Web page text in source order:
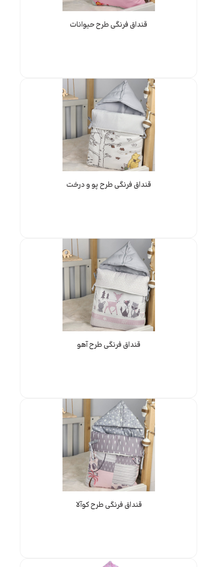
قنداق فرنگی طرح حیوانات
قنداق فرنگی طرح پو و درخت
قنداق فرنگی طرح آهو
قنداق فرنگی طرح کوآلا